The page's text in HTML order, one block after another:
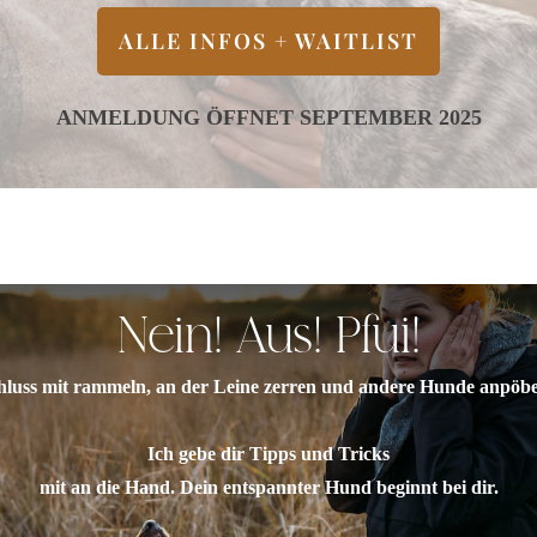
ALLE INFOS + WAITLIST
ANMELDUNG ÖFFNET SEPTEMBER 2025
Nein! Aus! Pfui!
mit rammeln, an der Leine zerren und andere Hunde
Ich gebe dir Tipps und Tricks
mit an die Hand. Dein entspannter Hund beginnt bei dir.